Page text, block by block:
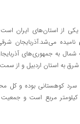
از استان‌های ایران
نامیده می‌شد.آذربایجان
شمال به جمهوری‌های
شرق به استان اردبیل و از
کوهستانی بوده و کل